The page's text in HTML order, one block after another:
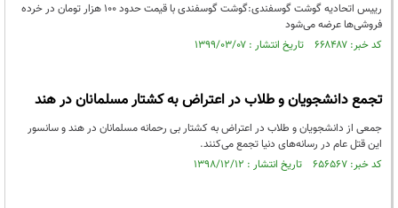
رییس اتحادیه گوشت گوسفندی:گوشت گوسفندی با قیمت حدود ۱۰۰ هزار تومان در خرده
فروشی‌ها عرضه می‌شود
کد خبر: ۶۶۸۴۸۷ تاریخ انتشار : ۱۳۹۹/۰۳/۰۷
تجمع دانشجویان و طلاب در اعتراض به کشتار مسلمانان در هند
جمعی از دانشجویان و طلاب در اعتراض به کشتار بی رحمانه مسلمانان در هند و سانسور
این قتل عام در رسانه‌های دنیا تجمع می‌کنند.
کد خبر: ۶۵۶۵۶۷ تاریخ انتشار : ۱۳۹۸/۱۲/۱۲